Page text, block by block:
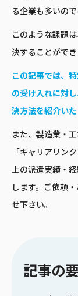
る企業も多いので
このような課題
決することができ
この記事では、
の受け入れに対
決方法を紹介いた
また、製造業・
「キャリアリン
上の派遣実績・
します。ご依頼
せ下さい。
記事の